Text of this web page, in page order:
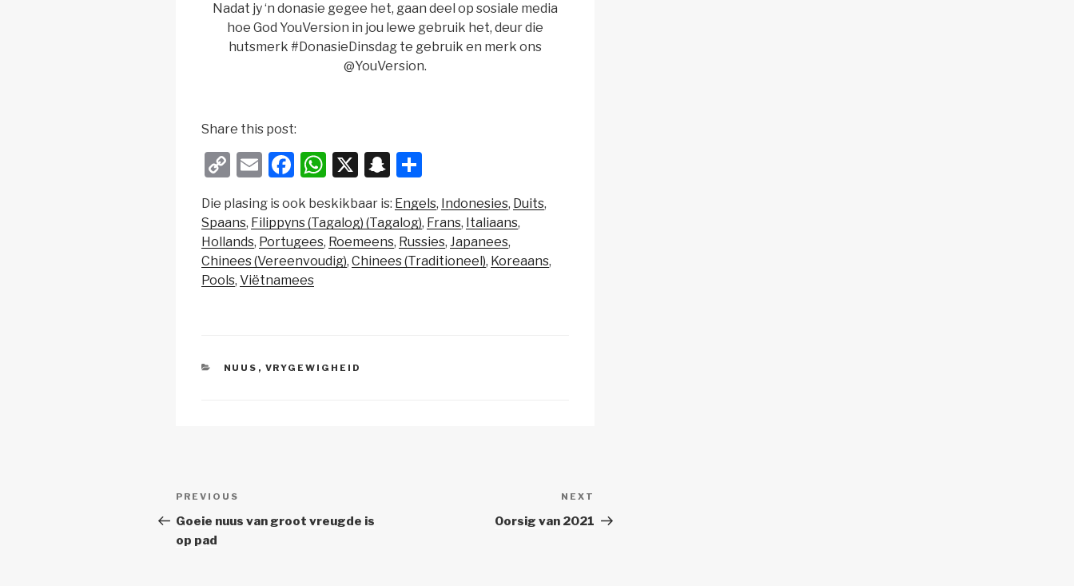
Nadat jy ‘n donasie gegee het, gaan deel op sosiale media
hoe God YouVersion in jou lewe gebruik het, deur die
hutsmerk #DonasieDinsdag te gebruik en merk ons
@YouVersion.
Share this post:
C
o
p
y
Li
n
E
m
ail
F
a
c
e
b
o
W
h
at
s
A
X
S
n
a
p
c
h
ar
e
Die plasing is ook beskikbaar is: Engels Indonesies Duits
Spaans Filippyns (Tagalog) (Tagalog) Frans Italiaans
Hollands Portugees Roemeens Russies Japanees
Chinees (Vereenvoudig) Chinees (Traditioneel) Koreaans
Pools Viëtnamees
CATEGORIES
NUUS , VRYGEWIGHEID
Post
navigation
Previous
Post
PREVIOUS
Goeie nuus van groot vreugde is
op pad
Post
NEXT
Oorsig van 2021